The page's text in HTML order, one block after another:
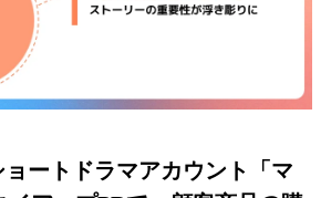
ートドラマアカウント「マ